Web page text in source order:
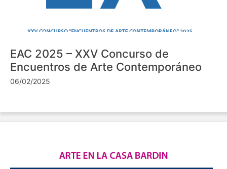
EAC 2025 – XXV Concurso de
Encuentros de Arte Contemporáneo
06/02/2025